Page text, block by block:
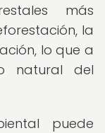
más
la
lo que a
natural del
puede